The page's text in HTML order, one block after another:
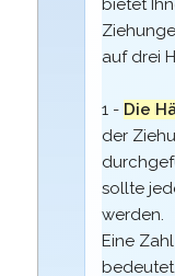
bietet
auf drei
1 - Die
der
sollte
werden.
Eine